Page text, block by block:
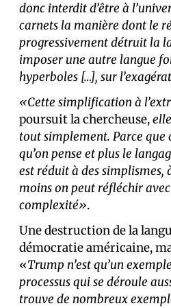
donc interdit d’être à
carnets la manière dont le
progressivement détruit la
imposer une autre langue
hyperboles […], sur
«Cette simplification à
poursuit la chercheuse,
tout simplement. Parce que
qu’on pense et plus le
est réduit à des simplismes,
moins on peut réfléchir
complexité».
Une destruction de la
démocratie américaine,
«Trump n’est qu’un
processus qui se déroule
trouve de nombreux